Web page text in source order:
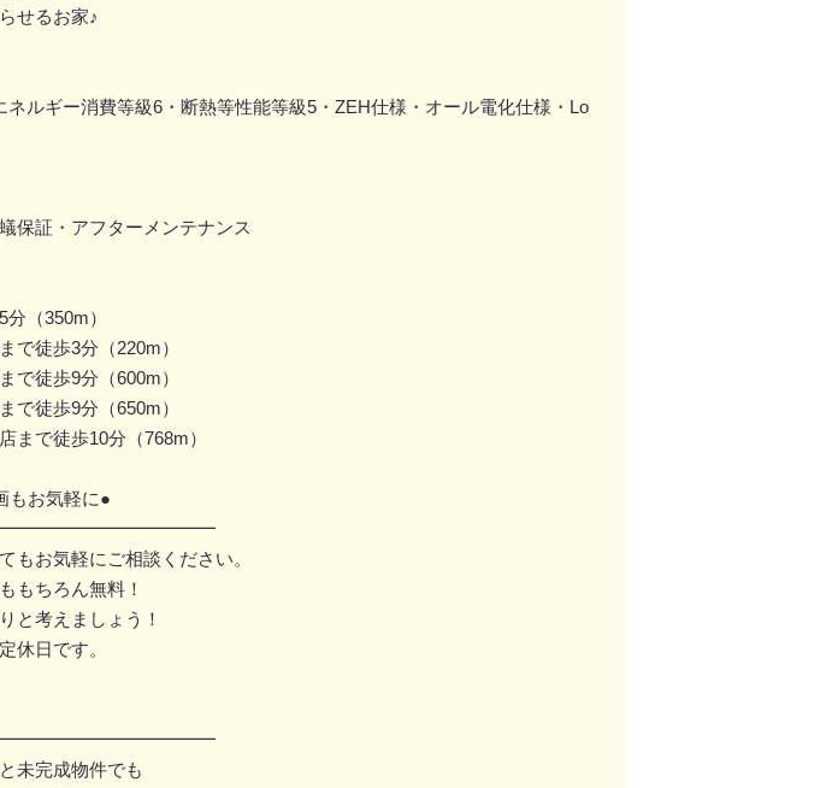
せるお家♪
ネルギー消費等級6・断熱等性能等級5・ZEH仕様・オール電化仕様・Lo
保証・アフターメンテナンス
（350m）
で徒歩3分（220m）
で徒歩9分（600m）
で徒歩9分（650m）
まで徒歩10分（768m）
もお気軽に●
もお気軽にご相談ください。
もちろん無料！
と考えましょう！
休日です。
未完成物件でも